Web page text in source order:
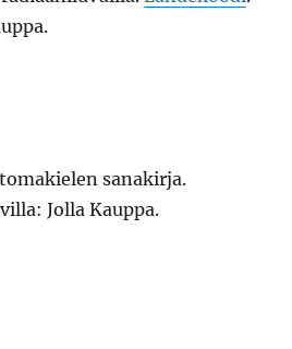
kuten Klondike, eli